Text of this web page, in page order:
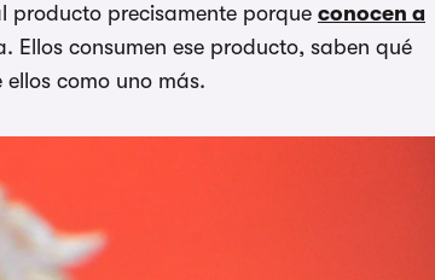
producto precisamente porque conocen a
Ellos consumen ese producto, saben qué
como uno más.